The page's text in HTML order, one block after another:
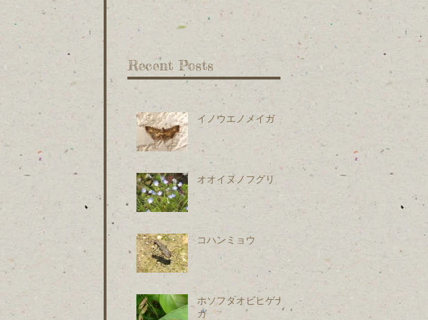
Recent Posts
イノウエノメイガ
オオイヌノフグリ
コハンミョウ
ホソフタオビヒゲナ
ガ